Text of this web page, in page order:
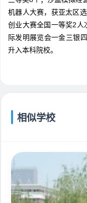
机器人大赛，获亚太区
创业大赛全国一等奖2人
际发明展览会一金三银
升入本科院校。
相似学校